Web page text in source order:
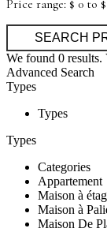
Price range: $ 0 to $
We found 0 results.
Advanced Search
Types
Types
Types
Categories
Appartement
Maison à
Maison à
Maison De